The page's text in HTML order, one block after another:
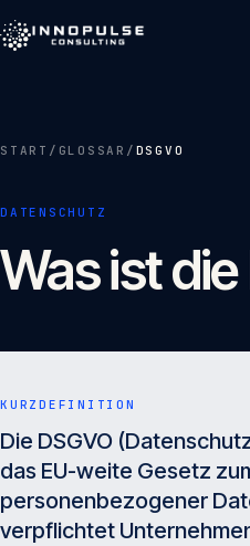
Über uns
Leistungen
Portfolio
Insights
START / GLOSSAR / DSGVO
DATENSCHUTZ
Was ist die
KURZDEFINITION
Die DSGVO
das EU-weite Gesetz
personenbezogener
verpflichtet